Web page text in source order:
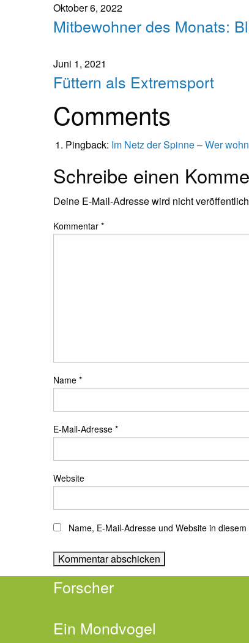
Oktober 6, 2022
Mitbewohner des Monats:
Juni 1, 2021
Füttern als Extremsport
Comments
Pingback: Im Netz der Spinne – Wer
Schreibe einen
Deine E-Mail-Adresse wird nicht
Kommentar *
Name *
E-Mail-Adresse *
Website
Name, E-Mail-Adresse und Website in
Forscher
Ein Mondvogel